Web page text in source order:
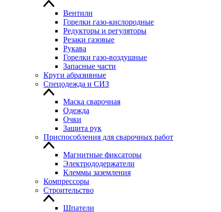
Вентили
Горелки газо-кислородные
Редукторы и регуляторы
Резаки газовые
Рукава
Горелки газо-воздушные
Запасные части
Круги абразивные
Спецодежда и СИЗ
Маска сварочная
Одежда
Очки
Защита рук
Приспособления для сварочных работ
Магнитные фиксаторы
Электрододержатели
Клеммы заземления
Компрессоры
Строительство
Шпатели